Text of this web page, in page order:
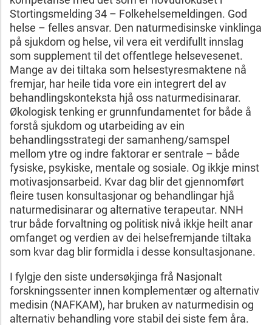
Stortingsmelding 34 – Folkehelsemeldingen. God
helse – felles ansvar. Den naturmedisinske vinklinga
på sjukdom og helse, vil vera eit verdifullt innslag
som supplement til det offentlege helsevesenet.
Mange av dei tiltaka som helsestyresmaktene nå
fremjar, har heile tida vore ein integrert del av
behandlingskonteksta hjå oss naturmedisinarar.
Økologisk tenking er grunnfundamentet for både å
forstå sjukdom og utarbeiding av ein
behandlingsstrategi der samanheng/samspel
mellom ytre og indre faktorar er sentrale – både
fysiske, psykiske, mentale og sosiale. Og ikkje minst
motivasjonsarbeid. Kvar dag blir det gjennomført
fleire tusen konsultasjonar og behandlingar hjå
naturmedisinarar og alternative terapeutar. NNH
trur både forvaltning og politisk nivå ikkje heilt anar
omfanget og verdien av dei helsefremjande tiltaka
som kvar dag blir formidla i desse konsultasjonane.
I fylgje den siste undersøkjinga frå Nasjonalt
forskningssenter innen komplementær og alternativ
medisin (NAFKAM), har bruken av naturmedisin og
alternativ behandling vore stabil dei siste fem åra.